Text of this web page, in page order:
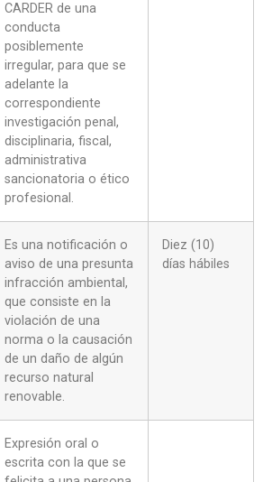
CARDER de una
conducta
posiblemente
irregular, para que se
adelante la
correspondiente
investigación penal,
disciplinaria, fiscal,
administrativa
sancionatoria o ético
profesional.
Es una notificación o
aviso de una presunta
infracción ambiental,
que consiste en la
violación de una
norma o la causación
de un daño de algún
recurso natural
renovable.
Diez (10)
días hábiles
Expresión oral o
escrita con la que se